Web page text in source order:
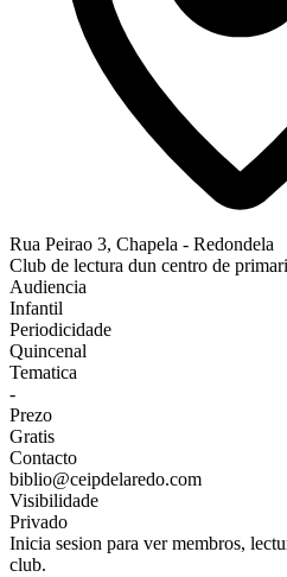
Rua Peirao 3, Chapela - Redondela
Club de lectura dun centro de
Audiencia
Infantil
Periodicidade
Quincenal
Tematica
-
Prezo
Gratis
Contacto
biblio@ceipdelaredo.com
Visibilidade
Privado
Inicia sesion para ver membros,
club.